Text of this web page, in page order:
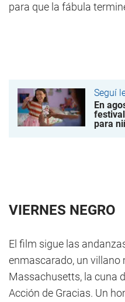
para que la fábula
Seguí
En
para
VIERNES NEGRO
El film sigue las
enmascarado, un villano
Massachusetts, la cuna
Acción de Gracias. Un